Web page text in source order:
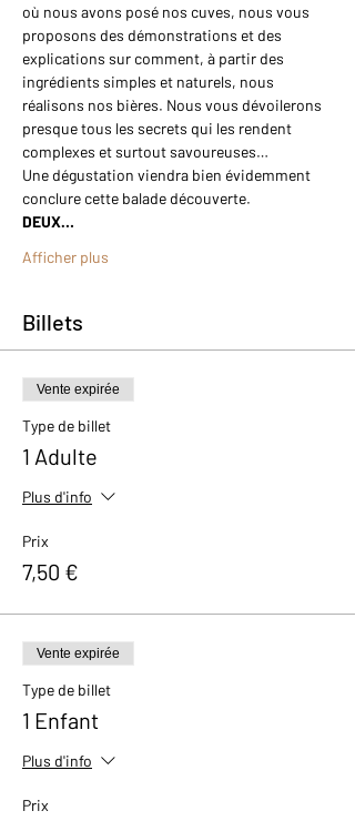
où nous avons posé nos cuves, nous vous
proposons des démonstrations et des
explications sur comment, à partir des
ingrédients simples et naturels, nous
réalisons nos bières. Nous vous dévoilerons
presque tous les secrets qui les rendent
complexes et surtout savoureuses…
Une dégustation viendra bien évidemment
conclure cette balade découverte.
DEUX…
Afficher plus
Billets
Vente expirée
Type de billet
1 Adulte
Plus d'info
Prix
7,50 €
Vente expirée
Type de billet
1 Enfant
Plus d'info
Prix